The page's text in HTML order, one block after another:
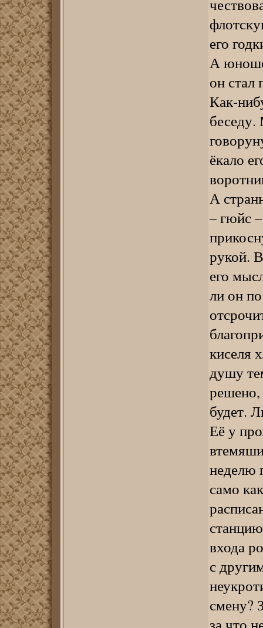
его
А
он стал
Как-
ёкало
А
– гюйс
рукой.
его
ли он
киселя
душу
решено,
будет.
Её у
неделю
само
входа
с
смену?
за что